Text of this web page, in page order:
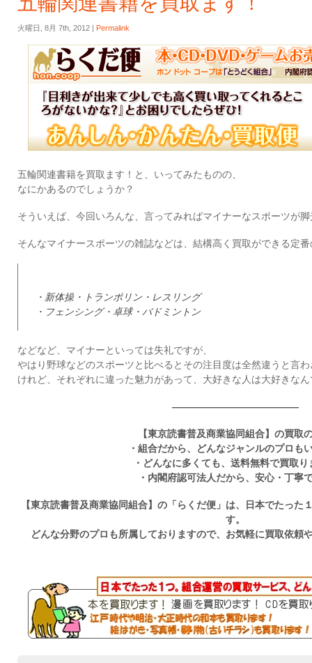
火曜日, 8月 7th, 2012 | Permalink
五輪関連書籍を買取ます！と、いってみたものの、
なにかあるのでしょうか？
そういえば、今回いろんな、言ってみればマイナーなスポーツが
そんなマイナースポーツの雑誌などは、結構高く買取ができる定
・新体操・トランポリン・レスリング
・フェンシング・卓球・バドミントン
などなど、マイナーといっては失礼ですが、
やはり野球などのスポーツと比べるとその注目度は全然違うと言
けれど、それぞれに違った魅力があって、大好きな人は大好きな
—————————————
【東京読書普及商業協同組合】の買取
・組合だから、どんなジャンルのプロも
・どんなに多くても、送料無料で買取り
・内閣府認可法人だから、安心・丁寧
【東京読書普及商業協同組合】の「らくだ便」は、日本でたった
す。
どんな分野のプロも所属しておりますので、お気軽に買取依頼